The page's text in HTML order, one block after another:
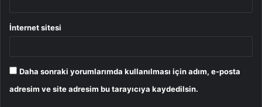
İnternet sitesi
Daha sonraki yorumlarımda kullanılması için adım, e-posta
adresim ve site adresim bu tarayıcıya kaydedilsin.